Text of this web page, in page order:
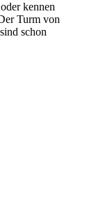
kennen
Turm von
schon